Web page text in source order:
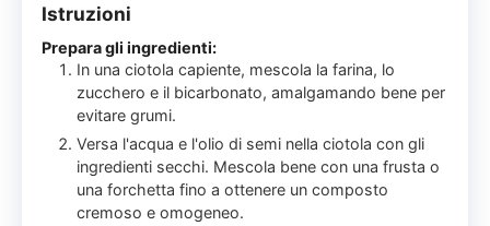
Istruzioni
Prepara gli ingredienti:
In una ciotola capiente, mescola la farina, lo
zucchero e il bicarbonato, amalgamando bene per
evitare grumi.
Versa l'acqua e l'olio di semi nella ciotola con gli
ingredienti secchi. Mescola bene con una frusta o
una forchetta fino a ottenere un composto
cremoso e omogeneo.